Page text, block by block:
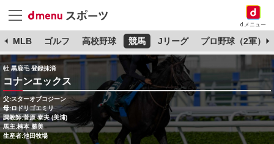
dメニュー
MLB ゴルフ 高校野球 競馬 Jリーグ プロ野球（2軍）
牡 黒鹿毛 登録抹消
コナンエックス
父:スターオブコジーン
母:ロドリゴエミリ
調教師:菅原 泰夫 (美浦)
馬主:楠本 勝美
生産者:池田牧場